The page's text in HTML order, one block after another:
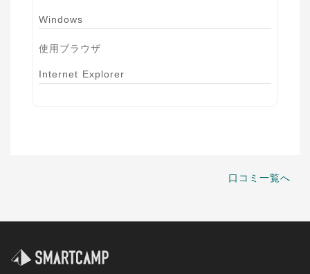
Windows
使用ブラウザ
Internet Explorer
口コミ一覧へ